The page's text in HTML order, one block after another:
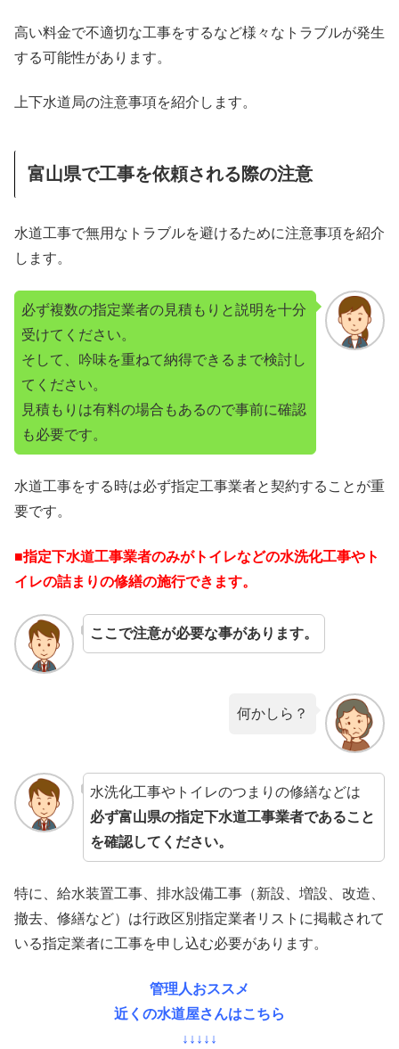
高い料金で不適切な工事をするなど様々なトラブルが発生
する可能性があります。
上下水道局の注意事項を紹介します。
富山県で工事を依頼される際の注意
水道工事で無用なトラブルを避けるために注意事項を紹介
します。
必ず複数の指定業者の見積もりと説明を十分
受けてください。
そして、吟味を重ねて納得できるまで検討し
てください。
見積もりは有料の場合もあるので事前に確認
も必要です。
水道工事をする時は必ず指定工事業者と契約することが重
要です。
■指定下水道工事業者のみがトイレなどの水洗化工事やト
イレの詰まりの修繕の施行できます。
ここで注意が必要な事があります。
何かしら？
水洗化工事やトイレのつまりの修繕などは
必ず富山県の指定下水道工事業者であること
を確認してください。
特に、給水装置工事、排水設備工事（新設、増設、改造、
撤去、修繕など）は行政区別指定業者リストに掲載されて
いる指定業者に工事を申し込む必要があります。
管理人おススメ
近くの水道屋さんはこちら
↓↓↓↓↓